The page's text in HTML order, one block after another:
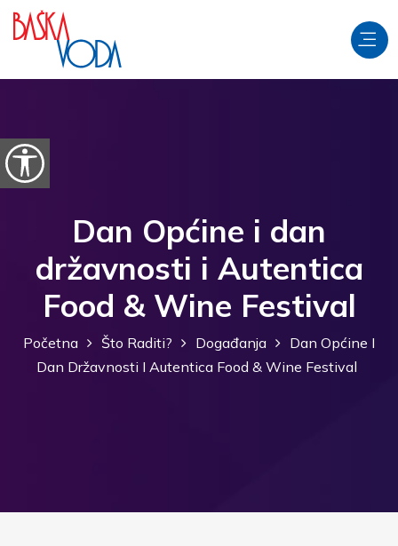
Preskoči na sadržaj
Prikaži postavke pristupačnosti
Dan Općine i dan
državnosti i Autentica
Food & Wine Festival
Početna Što Raditi? Događanja
Dan Općine I
Dan Državnosti I Autentica Food & Wine Festival